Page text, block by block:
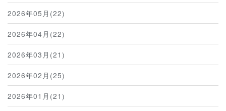
2026年05月(22)
2026年04月(22)
2026年03月(21)
2026年02月(25)
2026年01月(21)